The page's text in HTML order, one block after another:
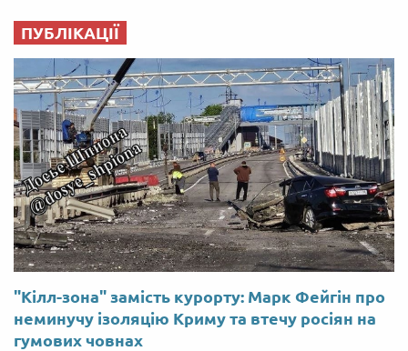
ПУБЛІКАЦІЇ
"Кілл-зона" замість курорту: Марк Фейгін про
неминучу ізоляцію Криму та втечу росіян на
гумових човнах